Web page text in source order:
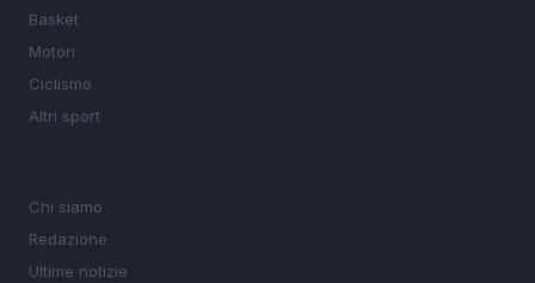
Basket
Motori
Ciclismo
Altri sport
Chi siamo
Redazione
Ultime notizie